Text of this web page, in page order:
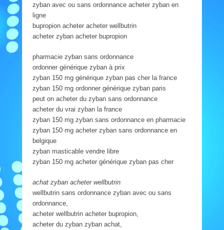
zyban avec ou sans ordonnance acheter zyban en
ligne
bupropion acheter acheter wellbutrin
acheter zyban acheter bupropion
pharmacie zyban sans ordonnance
ordonner générique zyban à prix
zyban 150 mg générique zyban pas cher la france
zyban 150 mg ordonner générique zyban paris
peut on acheter du zyban sans ordonnance
acheter du vrai zyban la france
zyban 150 mg zyban sans ordonnance en pharmacie
zyban 150 mg acheter zyban sans ordonnance en
belgique
zyban masticable vendre libre
zyban 150 mg acheter générique zyban pas cher
achat zyban acheter wellbutrin
wellbutrin sans ordonnance zyban avec ou sans
ordonnance,
acheter wellbutrin acheter bupropion,
acheter du zyban zyban achat,